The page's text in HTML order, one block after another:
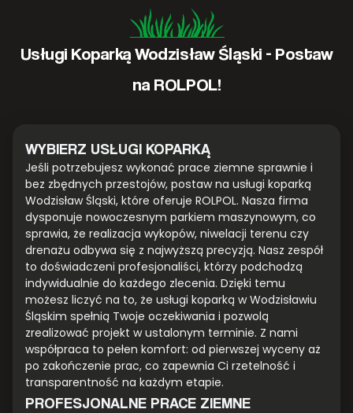
Usługi Koparką Wodzisław Śląski - Postaw
na ROLPOL!
WYBIERZ USŁUGI KOPARKĄ
Jeśli potrzebujesz wykonać prace ziemne sprawnie i
bez zbędnych przestojów, postaw na usługi koparką
Wodzisław Śląski, które oferuje ROLPOL. Nasza firma
dysponuje nowoczesnym parkiem maszynowym, co
sprawia, że realizacja wykopów, niwelacji terenu czy
drenażu odbywa się z najwyższą precyzją. Nasz zespół
to doświadczeni profesjonaliści, którzy podchodzą
indywidualnie do każdego zlecenia. Dzięki temu
możesz liczyć na to, że usługi koparką w Wodzisławiu
Śląskim spełnią Twoje oczekiwania i pozwolą
zrealizować projekt w ustalonym terminie. Z nami
współpraca to pełen komfort: od pierwszej wyceny aż
po zakończenie prac, co zapewnia Ci rzetelność i
transparentność na każdym etapie.
PROFESJONALNE PRACE ZIEMNE